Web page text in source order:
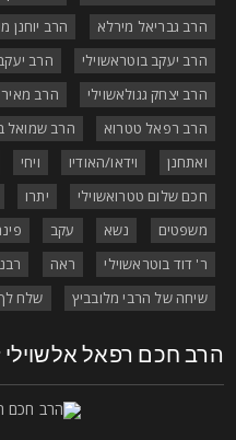
הרב גבריאל מירלא
הרב יוחנן
הרב יעקב בוטראשוילי
הרב יעקב
הרב יצחק גגולאשוילי
הרב מאיר
הרב רפאל טטרוא
הרב שמואל
ואתחנן
וידאו/האודיו ויחי
חכם שלום טטרואשוילי
יתרו
משפטים
נשא עקב פינחס
ר' דוד בוטראשוילי
ראה
שיחה של הרבי מלובביץ
שלח לך
חכם רפאל אלשוילי